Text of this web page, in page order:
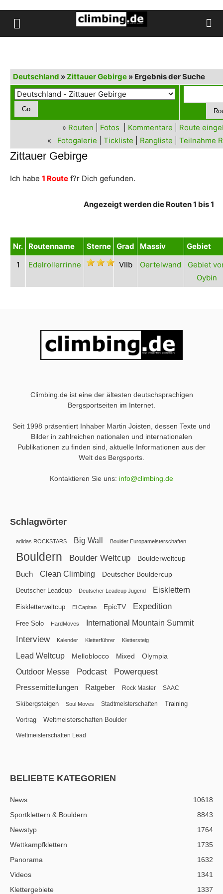
Deutschland »Zittauer Gebirge » Ergebnis der Suche
» Routen Fotos Kommentare
Route
« Fotogalerie Tickliste Rangliste Teilnahme
Zittauer Gebirge
Ich habe 1 Route f?r Dich gefunden.
Angezeigt werden die Routen 1 bis 1
Nr. Routenname Sterne Grad Massiv
Gebiet
1
Edelrollerrinne VIIb Oertelwand
Gebiet
Oybin
Climbing.de ist eine der ältesten deutschsprachigen
Bergsportseiten im Internet.
Seit 1998 präsentiert Inhaber Martin Joisten, dessen Texte und
Bilder in zahlreichen nationalen und internationalen
Publikationen zu finden sind, aktuelle Informationen aus der
Welt des Bergsports.
Kontaktieren Sie uns: info@climbing.de
Schlagwörter
adidas ROCKSTARS Big Wall Boulder Europameisterschaften
Bouldern Boulder Weltcup Boulderweltcup
Buch Clean Climbing Deutscher Bouldercup
Deutscher Leadcup Deutscher Leadcup Jugend Eisklettern
Eiskletterweltcup El Capitan EpicTV Expedition
Free Solo HardMoves International Mountain Summit
Interview Kalender Kletterführer Klettersteig
Lead Weltcup Melloblocco Mixed Olympia
Outdoor Messe Podcast Powerquest
Pressemitteilungen Ratgeber Rock Master SAAC
Skibergsteigen Soul Moves Stadtmeisterschaften Training
Vortrag Weltmeisterschaften Boulder
Weltmeisterschaften Lead
BELIEBTE KATEGORIEN
News
10618
Sportklettern & Bouldern
8843
Newstyp
1764
Wettkampfklettern
1735
Panorama
1632
Videos
1341
Klettergebiete
1337